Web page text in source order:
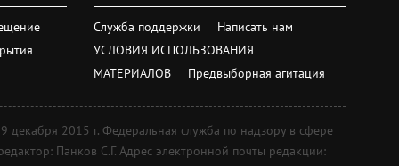
Служба поддержки
Написать нам
УСЛОВИЯ ИСПОЛЬЗОВАНИЯ
МАТЕРИАЛОВ
Предвыборная агитация
2015 г. Федеральная служба по надзору в сфере
Панков С.Г. Адрес электронной почты редакции: